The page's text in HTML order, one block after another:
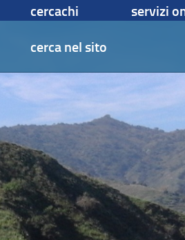
cercachi
servizi
cerca nel sito